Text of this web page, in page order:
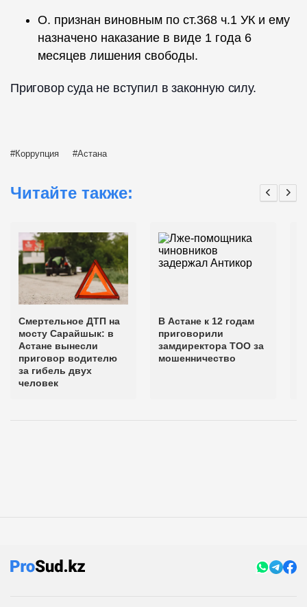
О. признан виновным по ст.368 ч.1 УК и ему
назначено наказание в виде 1 года 6
месяцев лишения свободы.
Приговор суда не вступил в законную силу.
Коррупция Астана
Читайте также:
Смертельное ДТП на
мосту Сарайшык: в
Астане вынесли
приговор водителю
за гибель двух
человек
В Астане к 12 годам
приговорили
замдиректора ТОО за
мошенничество